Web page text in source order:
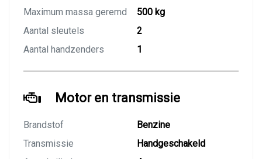
Maximum massa geremd
500 kg
Aantal sleutels
2
Aantal handzenders
1
Motor en transmissie
Brandstof
Benzine
Transmissie
Handgeschakeld